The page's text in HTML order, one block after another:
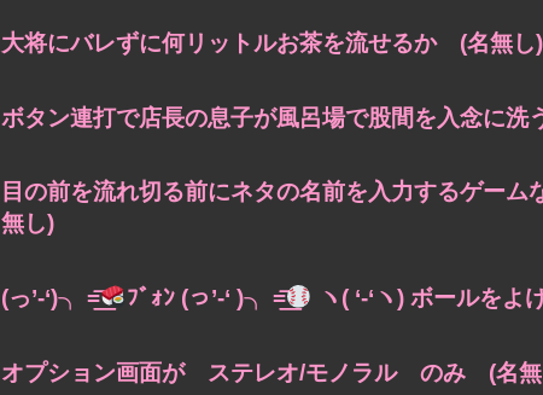
大将にバレずに何リットルお茶を流せるか (名無し)
ボタン連打で店長の息子が風呂場で股間を入念に
目の前を流れ切る前にネタの名前を入力するゲー
無し)
(っ’-‘)╮ =͟͟͞͞ ﾌﾞｫﾝ (っ’-‘ )╮ =͟͟͞͞ ヽ( ‘-‘ヽ) ボールを
オプション画面が ステレオ/モノラル のみ (名